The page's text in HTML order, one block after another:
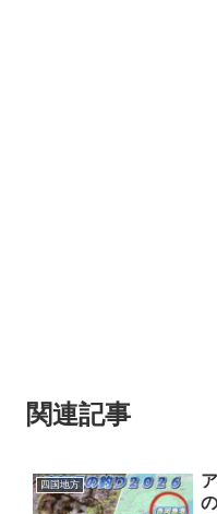
関連記事
四国地方